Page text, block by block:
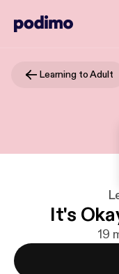
Learning to Adult
It's
19